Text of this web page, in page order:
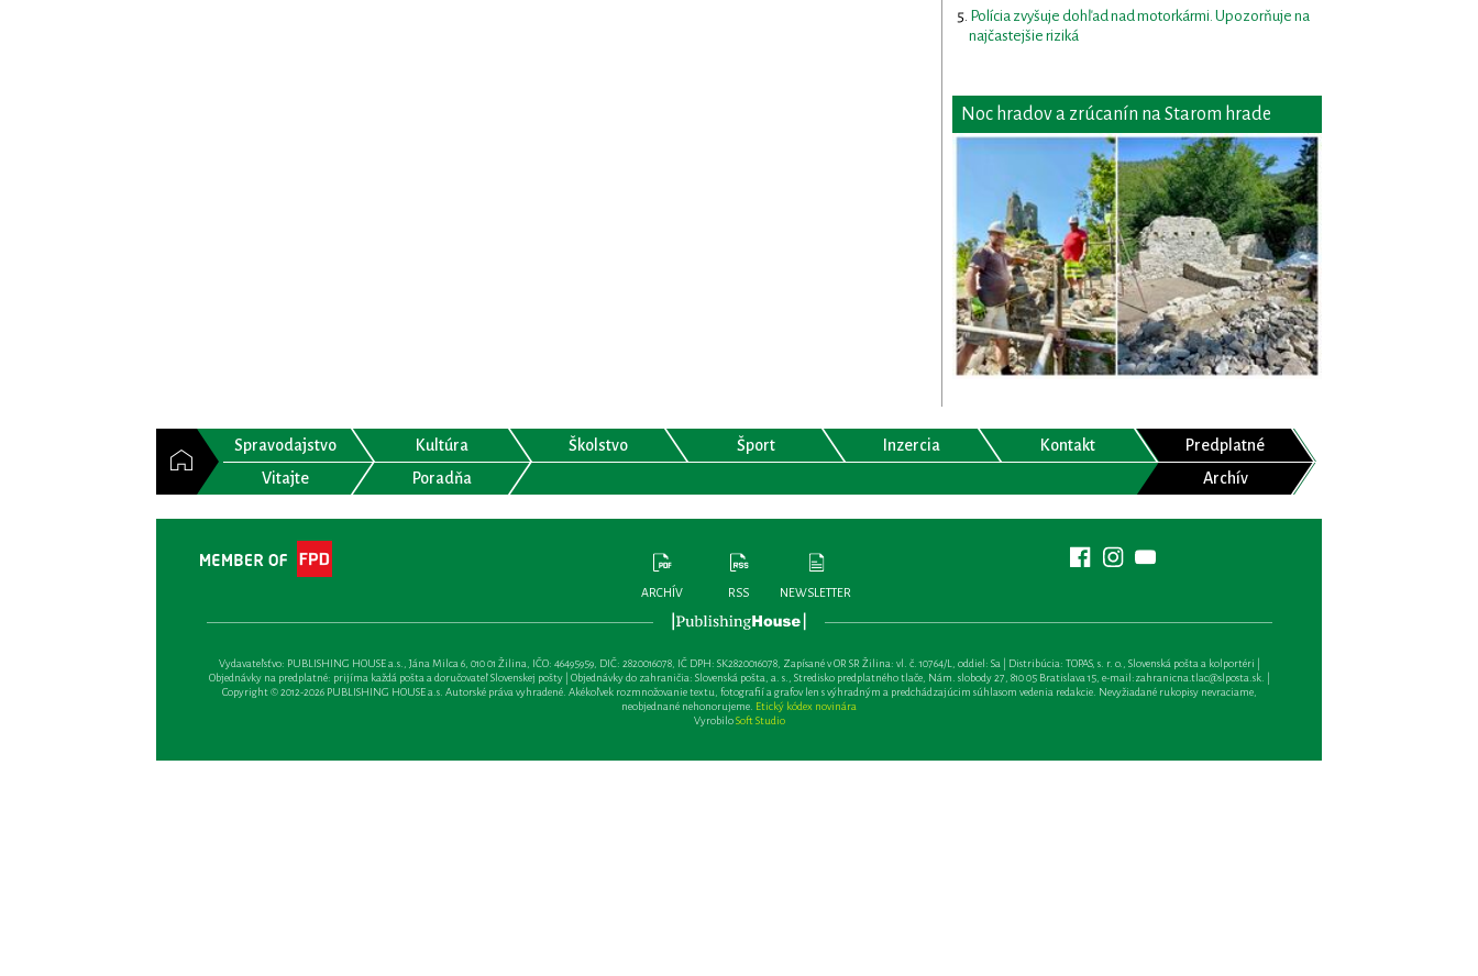
Polícia zvyšuje dohľad nad motorkármi. Upozorňuje na
najčastejšie riziká
Noc hradov a zrúcanín na Starom hrade
Spravodajstvo Kultúra Školstvo Šport Inzercia Kontakt
Predplatné
Vitajte
Poradňa Archív
ARCHÍV RSS NEWSLETTER
Vydavateľsťvo: PUBLISHING HOUSE a.s., Jána Milca 6, 010 01 Žilina, IČO: 46495959, DIČ: 2820016078, IČ DPH: SK2820016078, Zapísané v OR SR Žilina: vl. č. 10764/L, oddiel: Sa | Distribúcia: TOPAS, s. r. o., Slovenská pošta a kolportéri |
Objednávky na predplatné: prijíma každá pošta a doručovateľ Slovenskej pošty | Objednávky do zahraničia: Slovenská pošta, a. s., Stredisko predplatného tlače, Nám. slobody 27, 810 05 Bratislava 15, e-mail:zahranicna.tlac@slposta.sk. |
Copyright © 2012-2026 PUBLISHING HOUSE a.s. Autorské práva vyhradené. Akékoľvek rozmnožovanie textu, fotografií a grafov len s výhradným a predchádzajúcim súhlasom vedenia redakcie. Nevyžiadané rukopisy nevraciame,
neobjednané nehonorujeme. Etický kódex novinára
VyrobiloSoft Studio